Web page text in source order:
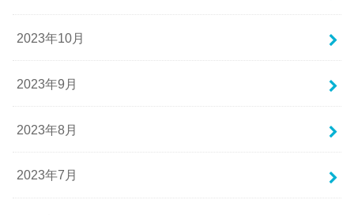
2023年10月
2023年9月
2023年8月
2023年7月